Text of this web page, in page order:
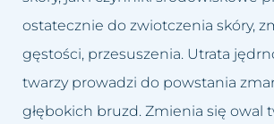
Łupież
Łuszczyca skóry głowy
Grzybica skóry głowy
Wybielanie okolic
Wypełnianie doliny łez
ostatecznie do zwiotczenia skóry,
gęstości, przesuszenia. Utrata
twarzy prowadzi do powstania
głębokich bruzd. Zmienia się owal